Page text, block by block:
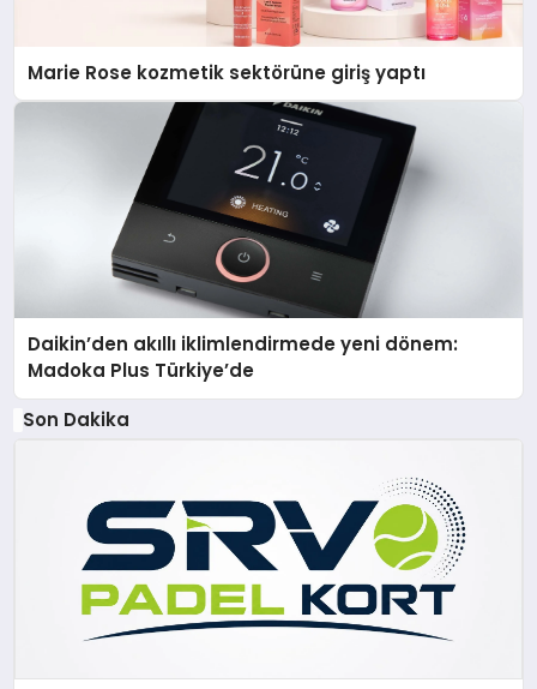
Marie Rose kozmetik sektörüne giriş yaptı
Daikin’den akıllı iklimlendirmede yeni dönem:
Madoka Plus Türkiye’de
Son Dakika